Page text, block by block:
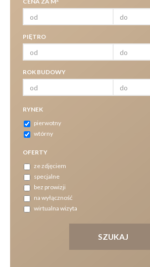
PIĘTRO
ROK BUDOWY
RYNEK
pierwotny
wtórny
OFERTY
ze zdjęciem
specjalne
bez prowizji
na wyłączność
wirtualna wizyta